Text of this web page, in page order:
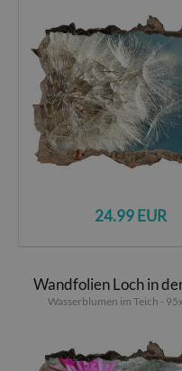
24.99 EUR
Wandfolien Loch in
Wasserblumen im Teich -